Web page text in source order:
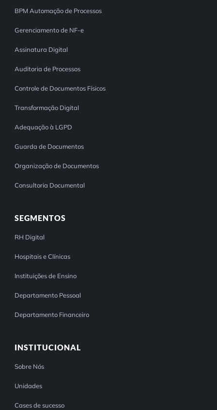
BPM Automação de Processos
Gerenciamento de NF-e
Assinatura Digital
Auditoria de Processos
Controle de Documentos Físicos
Transformação Digital
Adequação à LGPD
Guarda de Documentos
Organização de Documentos
Consultoria Documental
SEGMENTOS
RH Digital
Hospitais e Clínicas
Instituições de Ensino
Departamento Pessoal
Departamento Financeiro
INSTITUCIONAL
Sobre Nós
Unidades
Cases de sucesso